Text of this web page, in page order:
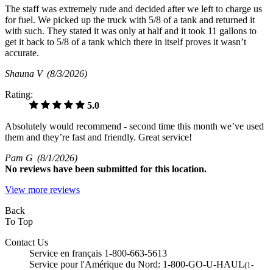
The staff was extremely rude and decided after we left to charge us
for fuel. We picked up the truck with 5/8 of a tank and returned it
with such. They stated it was only at half and it took 11 gallons to
get it back to 5/8 of a tank which there in itself proves it wasn’t
accurate.
Shauna V (8/3/2026)
Rating:
5.0
Absolutely would recommend - second time this month we’ve used
them and they’re fast and friendly. Great service!
Pam G (8/1/2026)
No reviews have been submitted for this location.
View more reviews
Back
To Top
Contact Us
Service en français 1-800-663-5613
Service pour l'Amérique du Nord: 1-800-GO-U-HAUL(1-